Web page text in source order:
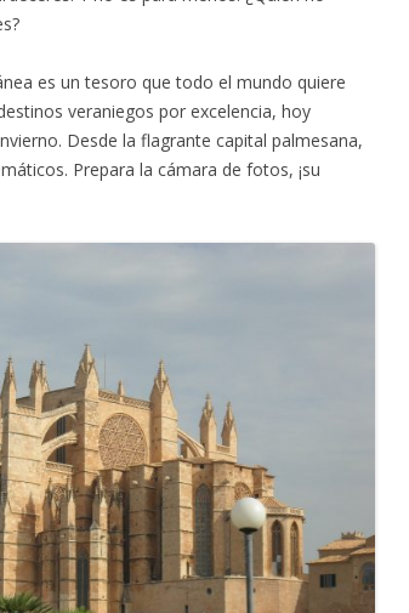
es un tesoro que todo el mundo quiere
veraniegos por excelencia, hoy
Desde la flagrante capital palmesana,
Prepara la cámara de fotos, ¡su